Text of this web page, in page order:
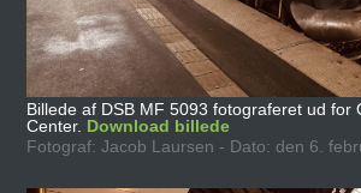
Billede af DSB MF 5093 fotograferet ud for
Center. Download billede
Fotograf: Jacob Laursen - Dato: den 6.